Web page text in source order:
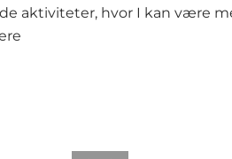
aktiviteter, hvor I kan være